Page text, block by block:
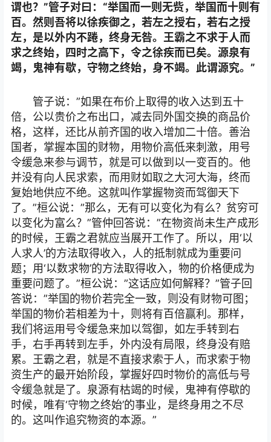
谓也？”管子对曰：“举国而一则无赀，举国而十则有
百。然则吾将以徐疾御之，若左之授右，若右之授
左，是以外内不踡，终身无咎。王霸之不求于人而
求之终始，四时之高下，令之徐疾而已矣。源泉有
竭，鬼神有歇，守物之终始，身不竭。此谓源究。”
管子说：”如果在布价上取得的收入达到五十
倍，公以贵价之布出口，减去同外国交换的商品价
格，这样，还比从前齐国的收入增加二十倍。善治
国者，掌握本国的财物，用物价高低来刺激，用号
令缓急来参与调节，就是可以做到以一变百的。他
并没有向人民求索，而用财如取之大河大海，终而
复始地供应不绝。这就叫作掌握物资而驾御天下
了。”桓公说：”那么，无有可以变化为有么？贫穷可
以变化为富么？”管仲回答说：”在物资尚未生产成形
的时候，王霸之君就应当展开工作了。所以，用‘以
人求人’的方法取得收入，人的抵制就成为重要问
题；用‘以数求物’的方法取得收入，物的价格便成为
重要问题了。”桓公说：”这话应如何解释？”管子回
答说：”举国的物价若完全一致，则没有财物可图；
举国的物价若相差为十，则将有百倍赢利。那样，
我们将运用号令缓急来加以驾御，如左手转到右
手，右手再转到左手，外内没有局限，终身没有赔
累。王霸之君，就是不直接求索于人，而求索于物
资生产的最开始阶段，掌握好四时物价的高低与号
令缓急就是了。泉源有枯竭的时候，鬼神有停歇的
时候，唯有‘守物之终始’的事业，是终身用之不尽
的。这叫作追究物资的本源。”